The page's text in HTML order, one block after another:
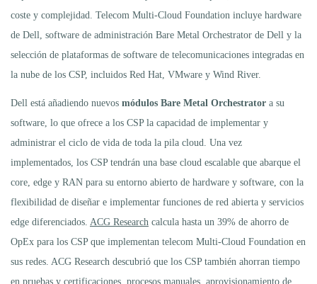
coste y complejidad. Telecom Multi-Cloud Foundation incluye hardware
de Dell, software de administración Bare Metal Orchestrator de Dell y la
selección de plataformas de software de telecomunicaciones integradas en
la nube de los CSP, incluidos Red Hat, VMware y Wind River.
Dell está añadiendo nuevos módulos Bare Metal Orchestrator a su
software, lo que ofrece a los CSP la capacidad de implementar y
administrar el ciclo de vida de toda la pila cloud. Una vez
implementados, los CSP tendrán una base cloud escalable que abarque el
core, edge y RAN para su entorno abierto de hardware y software, con la
flexibilidad de diseñar e implementar funciones de red abierta y servicios
edge diferenciados. ACG Research calcula hasta un 39% de ahorro de
OpEx para los CSP que implementan telecom Multi-Cloud Foundation en
sus redes. ACG Research descubrió que los CSP también ahorran tiempo
en pruebas y certificaciones, procesos manuales, aprovisionamiento de